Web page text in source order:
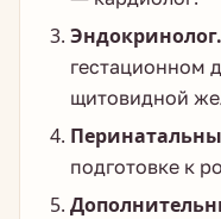
Эндокринолог.
гестационном
щитовидной
подготовке к